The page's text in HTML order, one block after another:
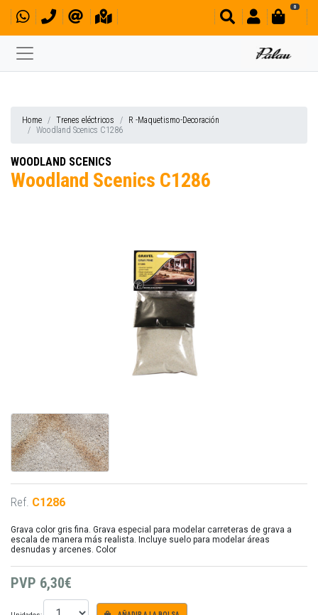
0
Home Trenes eléctricos
R -Maquetismo-Decoración
Woodland Scenics C1286
WOODLAND SCENICS
Woodland Scenics C1286
Ref. C1286
Grava color gris fina. Grava especial para modelar carreteras de grava a
escala de manera más realista. Incluye suelo para modelar áreas
desnudas y arcenes. Color
PVP 6,30€